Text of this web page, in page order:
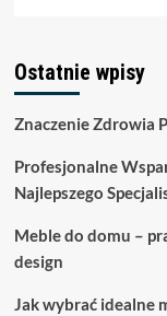
Rola
są
Ostatnie wpisy
Znaczenie Zdrowia
Profesjonalne
Najlepszego
Meble do domu –
design
Jak wybrać idealne